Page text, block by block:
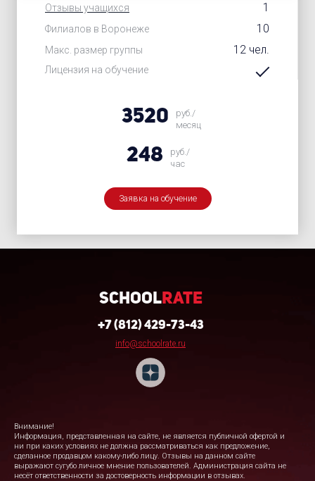
Отзывы учащихся 1
Филиалов в Воронеже 10
Макс. размер группы 12 чел.
Лицензия на обучение
3520
руб./
месяц
248
руб./
час
Заявка на обучение
SchoolRate
+7 (812) 429-73-43
info@schoolrate.ru
Внимание!
Информация, представленная на сайте, не является публичной офертой и
ни при каких условиях не должна рассматриваться как предложение,
сделанное продавцом какому-либо лицу. Отзывы на данном сайте
выражают сугубо личное мнение пользователей. Администрация сайта не
несёт ответственности за достоверность информации в отзывах.